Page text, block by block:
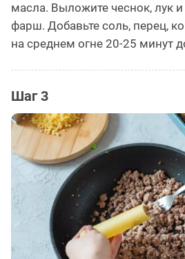
масла. Выложите чеснок, лук
фарш. Добавьте соль, перец,
на среднем огне 20-25 минут
Шаг 3